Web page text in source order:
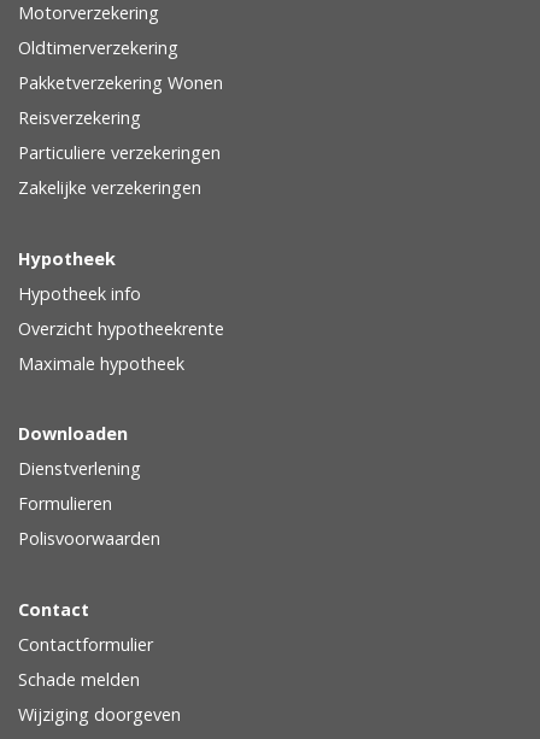
Motorverzekering
Oldtimerverzekering
Pakketverzekering Wonen
Reisverzekering
Particuliere verzekeringen
Zakelijke verzekeringen
Hypotheek
Hypotheek info
Overzicht hypotheekrente
Maximale hypotheek
Downloaden
Dienstverlening
Formulieren
Polisvoorwaarden
Contact
Contactformulier
Schade melden
Wijziging doorgeven